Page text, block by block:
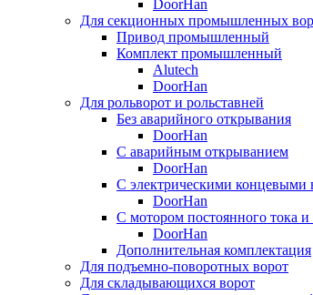
DoorHan
Для секционных промышленных
Привод промышленный
Комплект промышленный
Alutech
DoorHan
Для рольворот и рольставней
Без аварийного открывания
DoorHan
С аварийным открыванием
DoorHan
С электрическими
DoorHan
С мотором постоянного тока
DoorHan
Дополнительная комплектация
Для подъемно-поворотных ворот
Для складывающихся ворот